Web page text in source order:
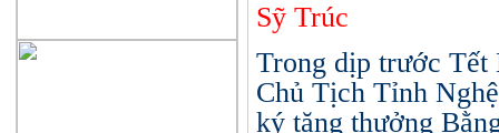
Sỹ Trúc
Trong dịp trước Tết
Chủ Tịch Tỉnh
ký tặng thưởng